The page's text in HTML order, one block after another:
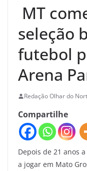
MT
seleção
futebol
Arena
Redação Olhar do
Compartilhe
Depois de 21 anos
a jogar em Mato